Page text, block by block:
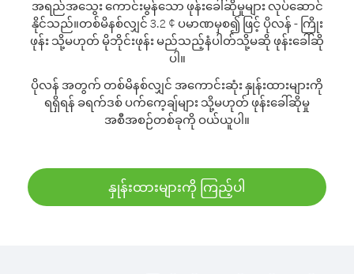
အရည်အသွေး ကောင်းမွန်သော ဖုန်းခေါ်ဆိုမှုများ လုပ်ဆောင်
နိုင်သည်။တစ်မိနစ်လျှင် 3.2 ¢ ပမာဏမှစ၍ ဖြင့် ပိုလန် - ကြိုး
ဖုန်း သို့မဟုတ် မိုဘိုင်းဖုန်း မည်သည့်နံပါတ်သို့မဆို ဖုန်းခေါ်ဆို
ပါ။
ပိုလန် အတွက် တစ်မိနစ်လျှင် အကောင်းဆုံး နှုန်းထားများကို
ရရှိရန် ခရက်ဒစ် ပက်ကေ့ချ်များ သို့မဟုတ် ဖုန်းခေါ်ဆိုမှု
အစီအစဉ်တစ်ခုကို ဝယ်ယူပါ။
နှုန်းထားများကို ကြည့်ပါ